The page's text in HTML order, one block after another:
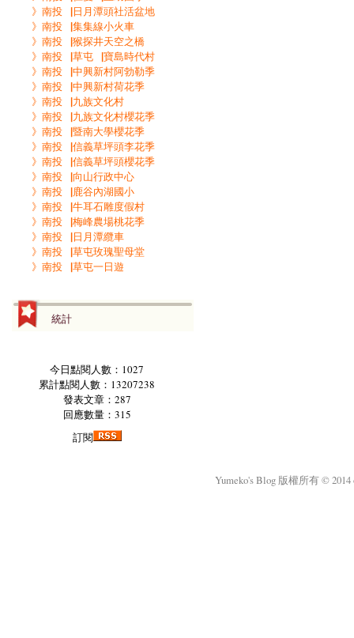
》南投▕日月潭頭社活盆地
》南投▕集集線小火車
》南投▕猴探井天空之橋
》南投▕草屯▕寶島時代村
》南投▕中興新村阿勃勒季
》南投▕中興新村荷花季
》南投▕九族文化村
》南投▕九族文化村櫻花季
》南投▕暨南大學櫻花季
》南投▕信義草坪頭李花季
》南投▕信義草坪頭櫻花季
》南投▕向山行政中心
》南投▕鹿谷內湖國小
》南投▕牛耳石雕度假村
》南投▕梅峰農場桃花季
》南投▕日月潭纜車
》南投▕草屯玫瑰聖母堂
》南投▕草屯一日遊
統計
今日點閱人數：1027
累計點閱人數：13207238
發表文章：287
回應數量：315
訂閱
Yumeko's Blog 版權所有 ©